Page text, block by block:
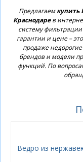
Предлагаемкупить
Краснодарев
систему
гарантии и цене –
продаже
брендов и модели
функций. По
Ведро из